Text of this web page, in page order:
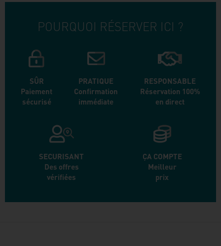
POURQUOI RÉSERVER ICI ?
SÛR
Paiement
sécurisé
PRATIQUE
Confirmation
immédiate
RESPONSABLE
Réservation 100%
en direct
SECURISANT
Des offres
vérifiées
ÇA COMPTE
Meilleur
prix